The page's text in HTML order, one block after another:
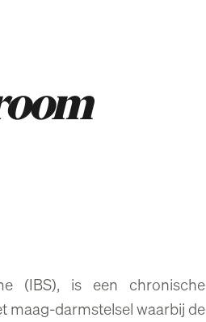
(IBS), is een chronische
maag-darmstelsel waarbij de